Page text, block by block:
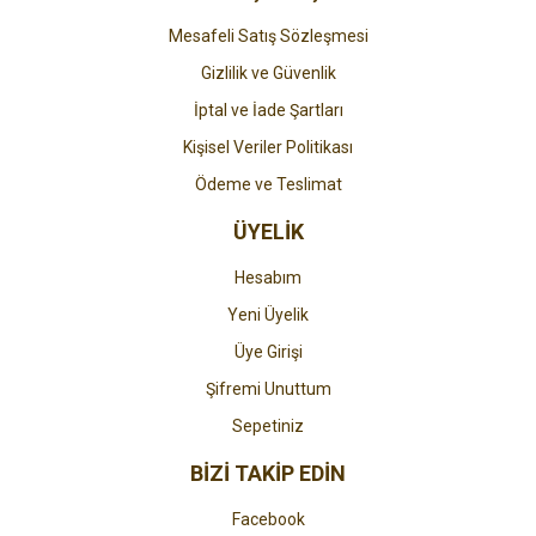
Mesafeli Satış Sözleşmesi
Gizlilik ve Güvenlik
İptal ve İade Şartları
Kişisel Veriler Politikası
Ödeme ve Teslimat
ÜYELİK
Hesabım
Yeni Üyelik
Üye Girişi
Şifremi Unuttum
Sepetiniz
BİZİ TAKİP EDİN
Facebook